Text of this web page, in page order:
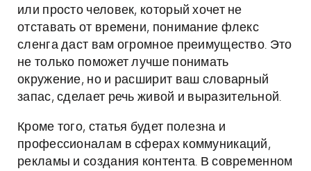
или просто человек, который хочет не
отставать от времени, понимание флекс
сленга даст вам огромное преимущество. Это
не только поможет лучше понимать
окружение, но и расширит ваш словарный
запас, сделает речь живой и выразительной.
Кроме того, статья будет полезна и
профессионалам в сферах коммуникаций,
рекламы и создания контента. В современном